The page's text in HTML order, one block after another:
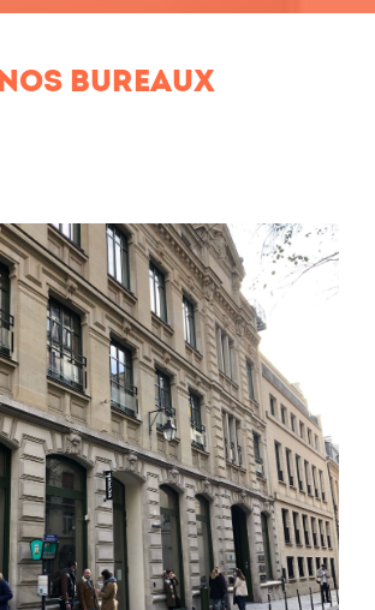
bureaux